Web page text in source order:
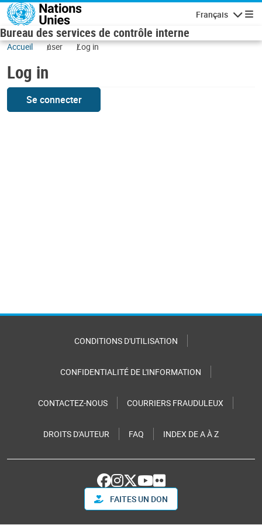
Skip to main content
Français
Bureau des services de contrôle interne
Accueil user Log in
Log in
Se connecter
CONDITIONS D'UTILISATION
CONFIDENTIALITÉ DE L'INFORMATION
CONTACTEZ-NOUS COURRIERS FRAUDULEUX
DROITS D'AUTEUR FAQ INDEX DE A À Z
FAITES UN DON